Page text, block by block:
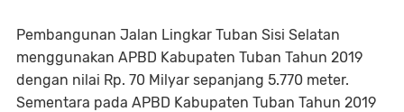
Pembangunan Jalan Lingkar Tuban Sisi Selatan
menggunakan APBD Kabupaten Tuban Tahun 2019
dengan nilai Rp. 70 Milyar sepanjang 5.770 meter.
Sementara pada APBD Kabupaten Tuban Tahun 2019